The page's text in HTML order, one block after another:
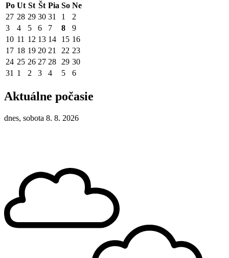
Po Ut St Št Pia So Ne
27 28 29 30 31 1
2
3
4 5 6 7 8
9
10 11 12 13 14 15 16
17 18 19 20 21 22 23
24 25 26 27 28 29 30
31 1 2 3 4 5 6
Aktuálne počasie
dnes, sobota 8. 8. 2026